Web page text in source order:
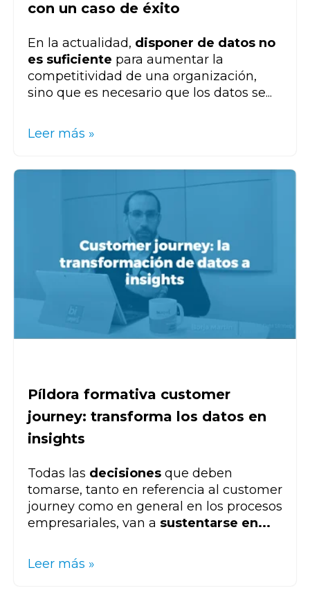
con un caso de éxito
En la actualidad, disponer de datos no
es suficiente para aumentar la
competitividad de una organización,
sino que es necesario que los datos se...
Leer más »
Píldora formativa customer
journey: transforma los datos en
insights
Todas las decisiones que deben
tomarse, tanto en referencia al customer
journey como en general en los procesos
empresariales, van a sustentarse en...
Leer más »